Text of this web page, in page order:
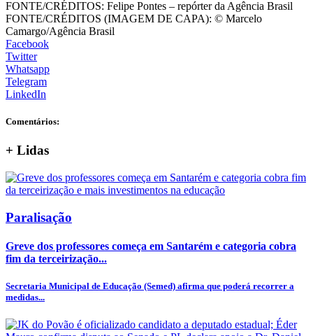
FONTE/CRÉDITOS: Felipe Pontes – repórter da Agência Brasil
FONTE/CRÉDITOS (IMAGEM DE CAPA): © Marcelo
Camargo/Agência Brasil
Facebook
Twitter
Whatsapp
Telegram
LinkedIn
Comentários:
+ Lidas
Paralisação
Greve dos professores começa em Santarém e categoria cobra
fim da terceirização...
Secretaria Municipal de Educação (Semed) afirma que poderá recorrer a
medidas...